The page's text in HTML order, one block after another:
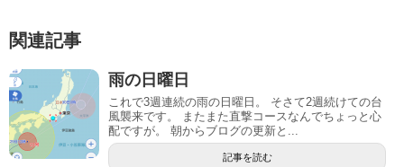
関連記事
雨の日曜日
これで3週連続の雨の日曜日。 そさて2週続けての台
風襲来です。 またまた直撃コースなんでちょっと心
配ですが。 朝からブログの更新と...
記事を読む